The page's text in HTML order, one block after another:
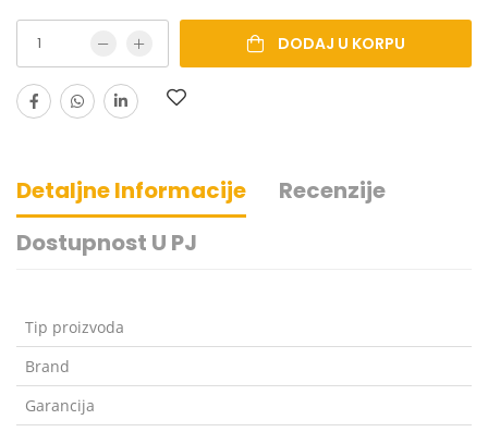
DODAJ U KORPU
Detaljne Informacije
Recenzije
Dostupnost U PJ
Tip proizvoda
Brand
Garancija